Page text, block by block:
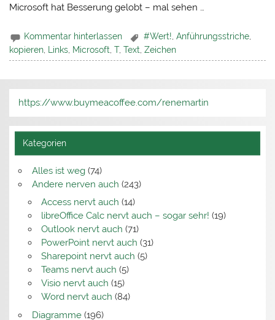
Microsoft hat Besserung gelobt – mal sehen …
Kommentar hinterlassen #Wert! ,Anführungsstriche
kopieren Links Microsoft ,T,Text ,Zeichen
https://www.buymeacoffee.com/renemartin
Kategorien
Alles ist weg(74)
Andere nerven auch (243)
Access nervt auch (14)
libreOffice Calc nervt auch – sogar sehr! (19)
Outlook nervt auch (71)
PowerPoint nervt auch (31)
Sharepoint nervt auch (5)
Teams nervt auch (5)
Visio nervt auch (15)
Word nervt auch (84)
Diagramme(196)